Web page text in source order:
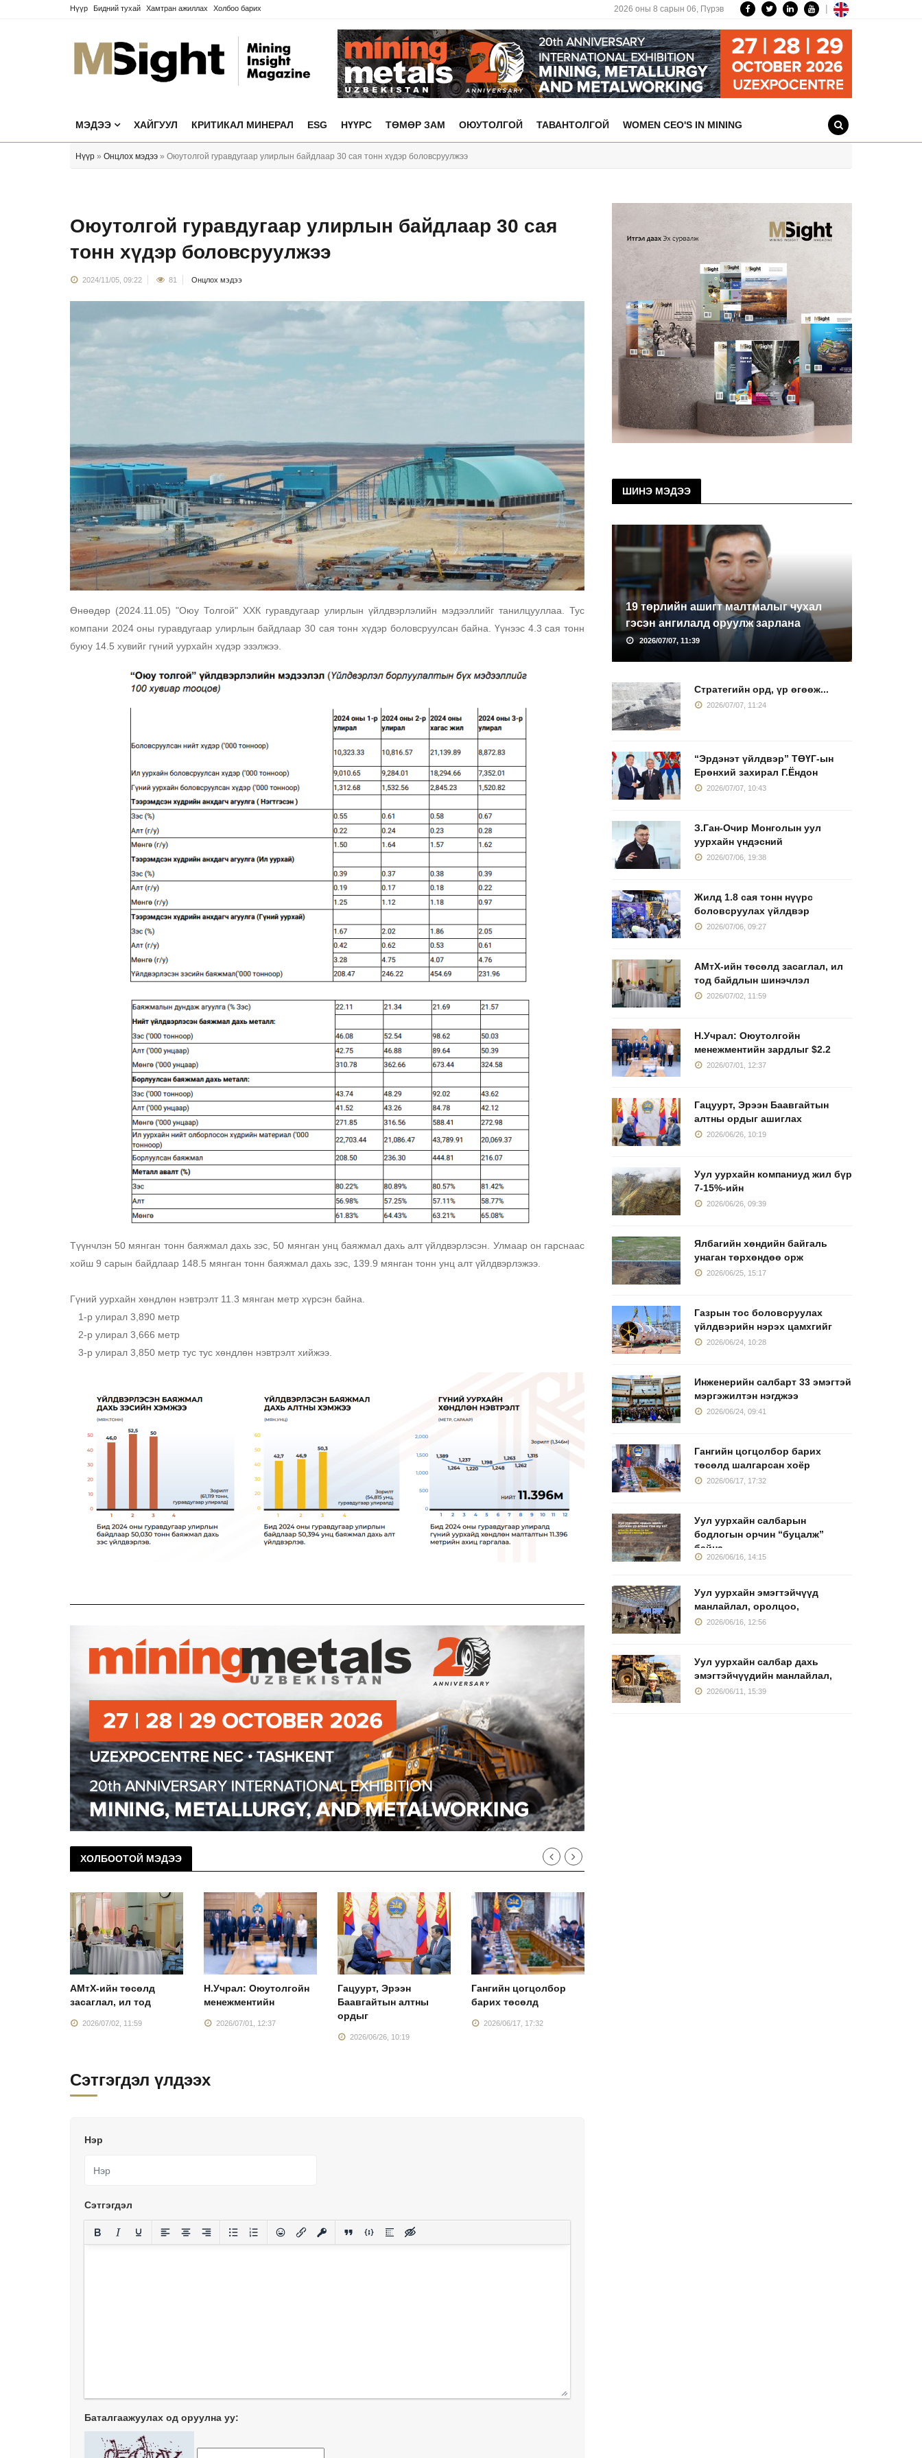
Нүүр Бидний тухай Хамтран ажиллах Холбоо барих 2026 оны 8 сарын 06, Пүрэв |
МЭДЭЭ ХАЙГУУЛ КРИТИКАЛ МИНЕРАЛ ESG НҮҮРС ТӨМӨР ЗАМ ОЮУТОЛГОЙ ТАВАНТОЛГОЙ WOMEN CEO'S IN MINING
Нүүр » Онцлох мэдээ » Оюутолгой гуравдугаар улирлын байдлаар 30 сая тонн хүдэр боловсруулжээ
Оюутолгой гуравдугаар улирлын байдлаар 30 сая
тонн хүдэр боловсруулжээ
2024/11/05, 09:22 81 Онцлох мэдээ
Өнөөдөр (2024.11.05) "Оюу Толгой" ХХК гуравдугаар улирлын үйлдвэрлэлийн мэдээллийг танилцууллаа. Тус
компани 2024 оны гуравдугаар улирлын байдлаар 30 сая тонн хүдэр боловсруулсан байна. Үүнээс 4.3 сая тонн
буюу 14.5 хувийг гүний уурхайн хүдэр эзэлжээ.
Түүнчлэн 50 мянган тонн баяжмал дахь зэс, 50 мянган унц баяжмал дахь алт үйлдвэрлэсэн. Улмаар он гарснаас
хойш 9 сарын байдлаар 148.5 мянган тонн баяжмал дахь зэс, 139.9 мянган тонн унц алт үйлдвэрлэжээ.
Гүний уурхайн хөндлөн нэвтрэлт 11.3 мянган метр хүрсэн байна.
1-р улирал 3,890 метр
2-р улирал 3,666 метр
3-р улирал 3,850 метр тус тус хөндлөн нэвтрэлт хийжээ.
ХОЛБООТОЙ МЭДЭЭ
АМтХ-ийн төсөлд
засаглал, ил тод
2026/07/02, 11:59
Н.Учрал: Оюутолгойн
менежментийн
2026/07/01, 12:37
Гацуурт, Эрээн
Баавгайтын алтны
ордыг
2026/06/26, 10:19
Гангийн цогцолбор
барих төсөлд
2026/06/17, 17:32
Сэтгэгдэл үлдээх
Нэр
Сэтгэгдэл
Баталгаажуулах од оруулна уу:
ШИНЭ МЭДЭЭ
19 төрлийн ашигт малтмалыг чухал
гэсэн ангилалд оруулж зарлана
2026/07/07, 11:39
Стратегийн орд, үр өгөөж...
2026/07/07, 11:24
“Эрдэнэт үйлдвэр” ТӨҮГ-ын
Ерөнхий захирал Г.Ёндон
2026/07/07, 10:43
З.Ган-Очир Монголын уул
уурхайн үндэсний
2026/07/06, 19:38
Жилд 1.8 сая тонн нүүрс
боловсруулах үйлдвэр
2026/07/06, 09:27
АМтХ-ийн төсөлд засаглал, ил
тод байдлын шинэчлэл
2026/07/02, 11:59
Н.Учрал: Оюутолгойн
менежментийн зардлыг $2.2
2026/07/01, 12:37
Гацуурт, Эрээн Баавгайтын
алтны ордыг ашиглах
2026/06/26, 10:19
Уул уурхайн компаниуд жил бүр
7-15%-ийн
2026/06/26, 09:39
Ялбагийн хөндийн байгаль
унаган төрхөндөө орж
2026/06/25, 15:17
Газрын тос боловсруулах
үйлдвэрийн нэрэх цамхгийг
2026/06/24, 10:28
Инженерийн салбарт 33 эмэгтэй
мэргэжилтэн нэгджээ
2026/06/24, 09:41
Гангийн цогцолбор барих
төсөлд шалгарсан хоёр
2026/06/17, 17:32
Уул уурхайн салбарын
бодлогын орчин “буцалж”
байна
2026/06/16, 14:15
Уул уурхайн эмэгтэйчүүд
манлайлал, оролцоо,
2026/06/16, 12:56
Уул уурхайн салбар дахь
эмэгтэйчүүдийн манлайлал,
2026/06/11, 15:39